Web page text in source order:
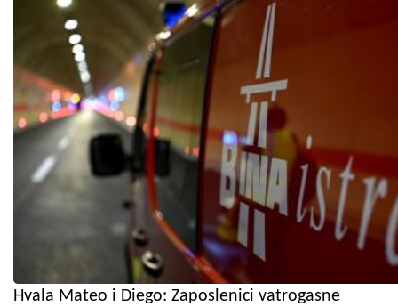
Hvala Mateo i Diego: Zaposlenici vatrogasne